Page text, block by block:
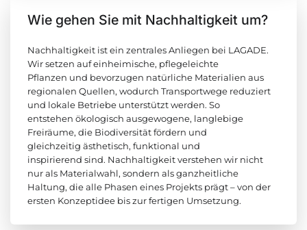
Wie gehen Sie mit Nachhaltigkeit um?
Nachhaltigkeit ist ein zentrales Anliegen bei LAGADE.
Wir setzen auf einheimische, pflegeleichte
Pflanzen und bevorzugen natürliche Materialien aus
regionalen Quellen, wodurch Transportwege reduziert
und lokale Betriebe unterstützt werden. So
entstehen ökologisch ausgewogene, langlebige
Freiräume, die Biodiversität fördern und
gleichzeitig ästhetisch, funktional und
inspirierend sind. Nachhaltigkeit verstehen wir nicht
nur als Materialwahl, sondern als ganzheitliche
Haltung, die alle Phasen eines Projekts prägt – von der
ersten Konzeptidee bis zur fertigen Umsetzung.